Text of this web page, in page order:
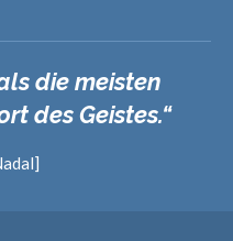
die meisten
des Geistes.“